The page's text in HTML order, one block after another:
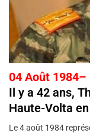
04 Août
Il y a 42 ans,
Haute-Volta
Le 4 août 1984